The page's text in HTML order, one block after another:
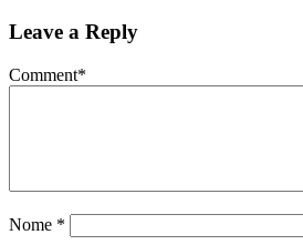
Leave a Reply
Comment*
Nome *